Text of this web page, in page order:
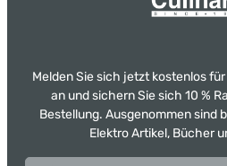
Melden Sie sich jetzt kostenlos
an und sichern Sie sich 10 %
Bestellung. Ausgenommen sind
Elektro Artikel, Bücher